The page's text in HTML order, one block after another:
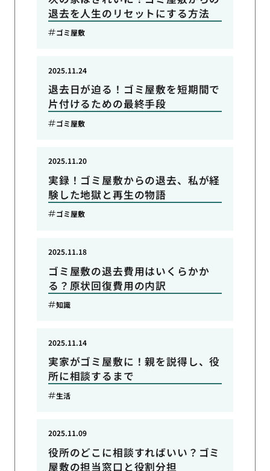
退去を人生のリセットにする方法
ゴミ屋敷
退去日が迫る！ゴミ屋敷を短期間で
片付けるための最終手段
2025.11.24
ゴミ屋敷
実録！ゴミ屋敷からの退去、私が経
験した地獄と再生の物語
2025.11.20
ゴミ屋敷
ゴミ屋敷の退去費用はいくらかか
る？原状回復費用の内訳
2025.11.18
知識
実家がゴミ屋敷に！親を説得し、役
所に相談するまで
2025.11.14
生活
役所のどこに相談すればいい？ゴミ
屋敷の担当窓口と役割分担
2025.11.09